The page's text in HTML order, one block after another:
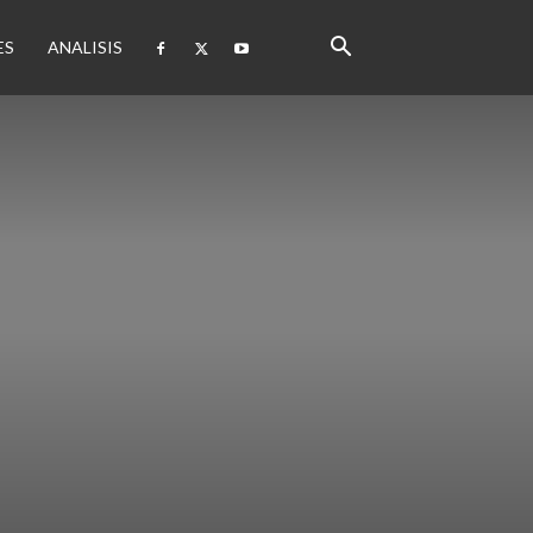
ANALISIS